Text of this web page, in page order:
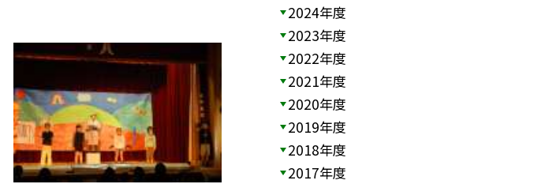
2024年度
2023年度
2022年度
2021年度
2020年度
2019年度
2018年度
2017年度